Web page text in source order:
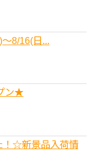
8/16(日...
ン★
！☆新景品入荷情